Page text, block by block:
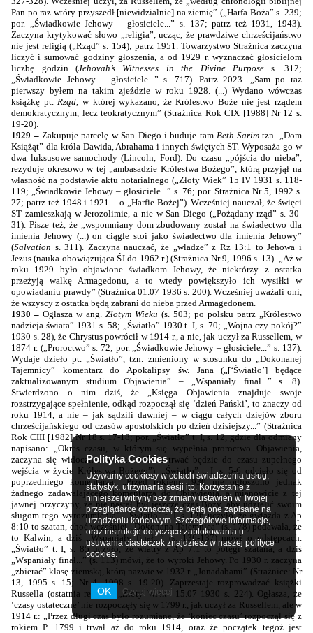
Pan po raz wtóry przyszedł [niewidzialnie] na ziemię” („Harfa Boża” s. 239;
por. „Świadkowie Jehowy – głosiciele...” s. 137; patrz też 1931, 1943).
Zaczyna krytykować słowo „religia”, ucząc, że prawdziwe chrześcijaństwo
nie jest religią („Rząd” s. 154); patrz 1951. Towarzystwo Strażnica zaczyna
liczyć i sumować godziny głoszenia, a od 1929 r. wyznaczać głosicielom
liczbę godzin (Jehovah’s Witnesses in the Divine Purpose s. 312;
„Świadkowie Jehowy – głosiciele...” s. 717). Patrz 2023. „Sam po raz
pierwszy byłem na takim zjeździe w roku 1928. (...) Wydano wówczas
książkę pt.Rząd, w której wykazano, że Królestwo Boże nie jest rządem
demokratycznym, lecz teokratycznym” (Strażnica Rok CIX [1988] Nr 12 s.
19-20).
1929 – Zakupuje parcelę w San Diego i buduje tamBeth-Sarim tzn. „Dom
Książąt” dla króla Dawida, Abrahama i innych świętych ST. Wyposaża go w
dwa luksusowe samochody (Lincoln, Ford). Do czasu „pójścia do nieba”,
rezyduje okresowo w tej „ambasadzie Królestwa Bożego”, którą przyjął na
własność na podstawie aktu notarialnego („Złoty Wiek” 15 IV 1931 s. 118-
119; „Świadkowie Jehowy – głosiciele...” s. 76; por. Strażnica Nr 5, 1992 s.
27; patrz też 1948 i 1921 – o „Harfie Bożej”). Wcześniej nauczał, że święci
ST zamieszkają w Jerozolimie, a nie w San Diego („Pożądany rząd” s. 30-
31). Pisze też, że „wspomniany dom zbudowany został na świadectwo dla
imienia Jehowy (...) on ciągle stoi jako świadectwo dla imienia Jehowy”
(Salvation s. 311). Zaczyna nauczać, że „władze” z Rz 13:1 to Jehowa i
Jezus (nauka obowiązująca ŚJ do 1962 r.) (Strażnica Nr 9, 1996 s. 13). „Aż w
roku 1929 było objawione świadkom Jehowy, że niektórzy z ostatka
przeżyją walkę Armagedonu, a to wtedy powiększyło ich wysiłki w
opowiadaniu prawdy” (Strażnica 01.07 1936 s. 200). Wcześniej uważali oni,
że wszyscy z ostatka będą zabrani do nieba przed Armagedonem.
1930 –Ogłasza w ang.Złotym Wieku (s. 503; po polsku patrz „Królestwo
nadzieja świata” 1931 s. 58; „Światło” 1930 t. I, s. 70; „Wojna czy pokój?”
1930 s. 28), że Chrystus powrócił w 1914 r., a nie, jak uczył za Russellem, w
1874 r. („Proroctwo” s. 72; por. „Świadkowie Jehowy – głosiciele...” s. 137).
Wydaje dzieło pt. „Światło”, tzn. zmieniony w stosunku do „Dokonanej
Tajemnicy” komentarz do Apokalipsy św. Jana („[‘Światło’] będące
zaktualizowanym studium Objawienia” – „Wspaniały finał...” s. 8).
Stwierdzono o nim dziś, że „Księga Objawienia znajduje swoje
rozstrzygające spełnienie, odkąd rozpoczął się ‘dzień Pański’, to znaczy od
roku 1914, a nie – jak sądzili dawniej – w ciągu całych dziejów zboru
chrześcijańskiego od czasów apostolskich po dzień dzisiejszy...” (Strażnica
Rok CIII [1982] Nr 18 s. 17-18; por. „Światło” t. I, s. 12, gdzie dla odmiany
napisano: „Okres czasu, w którym się wypełnia proroctwo Objawienia,
zaczyna się widocznie w roku 1879 i trwać będzie do czasu zupełnego
wejścia w życie Królestwa Bożego”). „Światło” t. I, s. 5-6 odcięło się od
poprzedniego komentarza: „Przed rokiem 1930 nie ogłoszono jednak
żadnego zadawalającego komentarza do Objawienia, a mianowicie z tej
jawnej przyczyny, że nie nastał był jeszcze czas Boży, aby udzielić swoim
sługom tego wyrozumienia”. „Światło” t. I, s. 126 uczyło, że gwiazda z Ap
8:10 to szatan, choć wcześniej „Dokonana Tajemnica” (s. 178) podawała, że
to Kalwin, a dziś „Wspaniały finał...” (s. 136-137) mówi o odstępcach.
„Światło” t. I, s. 85 uczyło, że wiatry z Ap 7:1 to potęgi szatana, a dziś
„Wspaniały finał...” (s. 113) mówi, że to wyroki Jehowy. Po 1930 r. zaczyna
„zbierać” klasę ziemską, którą nazwie w 1932 r. „Jonadabami” (Strażnice: Nr
13, 1995 s. 15; Nr 4, 1998 s. 19-20). Zaprzestaje rozprowadzać książki
Russella (ostatnia reklama „Złoty Wiek” 15.07 1930 s. 224). Ogłasza, że
‘czasy ostateczne’ nie rozpoczęły się w 1799 r., jak uczył za Russellem, ale w
1914 r.: „Przez długi czas było rozumiane, że ‘koniec czasu’ rozpoczął się z
rokiem P. 1799 i trwał aż do roku 1914, oraz że początek tegoż jest
Polityka Cookies
Używamy cookiesy w celach świadczenia usług,
statystyk, utrzymania sesji itp. Korzystanie z
niniejszej witryny bez zmiany ustawień w Twojej
przeglądarce oznacza, że będą one zapisane na
urządzeniu końcowym. Szczegółowe informacje,
oraz instrukcje dotyczące zablokowania u
usuwania ciasteczek znajdziesz w naszej polityce
cookies.
OK Czytaj więcej